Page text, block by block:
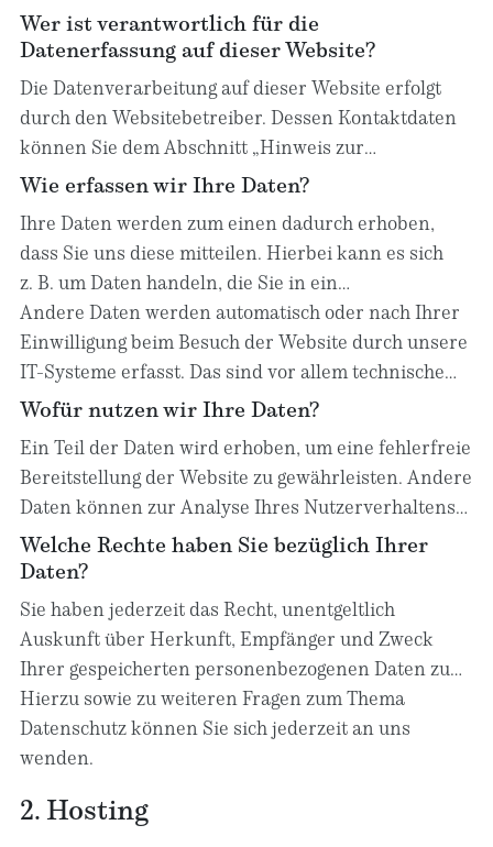
werden können. Ausführliche Informationen zum
Thema Datenschutz entnehmen Sie unserer unter
diesem Text aufgeführten Datenschutzerklärung.
Wer ist verantwortlich für die
Datenerfassung auf dieser Website?
Die Datenverarbeitung auf dieser Website erfolgt
durch den Websitebetreiber. Dessen Kontaktdaten
können Sie dem Abschnitt „Hinweis zur
Verantwortlichen Stelle“ in dieser
Wie erfassen wir Ihre Daten?
Ihre Daten werden zum einen dadurch erhoben,
dass Sie uns diese mitteilen. Hierbei kann es sich
z. B. um Daten handeln, die Sie in ein
Kontaktformular eingeben.
Andere Daten werden automatisch oder nach Ihrer
Einwilligung beim Besuch der Website durch unsere
IT-Systeme erfasst. Das sind vor allem technische
Daten (z. B. Internetbrowser, Betriebssystem oder
Daten erfolgt automatisch, sobald Sie diese Website
betreten.
Wofür nutzen wir Ihre Daten?
Ein Teil der Daten wird erhoben, um eine fehlerfreie
Bereitstellung der Website zu gewährleisten. Andere
Daten können zur Analyse Ihres Nutzerverhaltens
verwendet werden. Sofern über die Website
Verträge geschlossen oder angebahnt werden
können, werden die übermittelten Daten auch für
Vertragsangebote, Bestellungen oder sonstige
Auftragsanfragen verarbeitet.
Welche Rechte haben Sie bezüglich Ihrer
Daten?
Sie haben jederzeit das Recht, unentgeltlich
Auskunft über Herkunft, Empfänger und Zweck
Ihrer gespeicherten personenbezogenen Daten zu
erhalten. Sie haben außerdem ein Recht, die
Berichtigung oder Löschung dieser Daten zu
verlangen. Wenn Sie eine Einwilligung zur
Einwilligung jederzeit für die Zukunft widerrufen.
Hierzu sowie zu weiteren Fragen zum Thema
Datenschutz können Sie sich jederzeit an uns
wenden.
2. Hosting